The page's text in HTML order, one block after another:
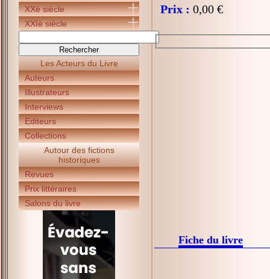
XXè siècle
XXIè siècle
Les Acteurs du Livre
Auteurs
Illustrateurs
Interviews
Editeurs
Collections
Autour des fictions
historiques
Revues
Prix littéraires
Salons du livre
Prix : 0,00 €
Fiche du livre